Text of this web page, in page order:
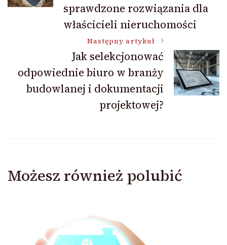
sprawdzone rozwiązania dla
właścicieli nieruchomości
Następny artykuł
Jak selekcjonować
odpowiednie biuro w branży
budowlanej i dokumentacji
projektowej?
Możesz również polubić